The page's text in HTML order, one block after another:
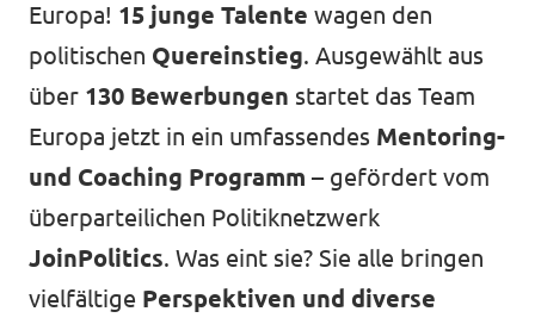
Europa! 15 junge Talente wagen den
politischen Quereinstieg. Ausgewählt aus
über 130 Bewerbungen startet das Team
Europa jetzt in ein umfassendes Mentoring-
und Coaching Programm – gefördert vom
überparteilichen Politiknetzwerk
JoinPolitics. Was eint sie? Sie alle bringen
vielfältige Perspektiven und diverse